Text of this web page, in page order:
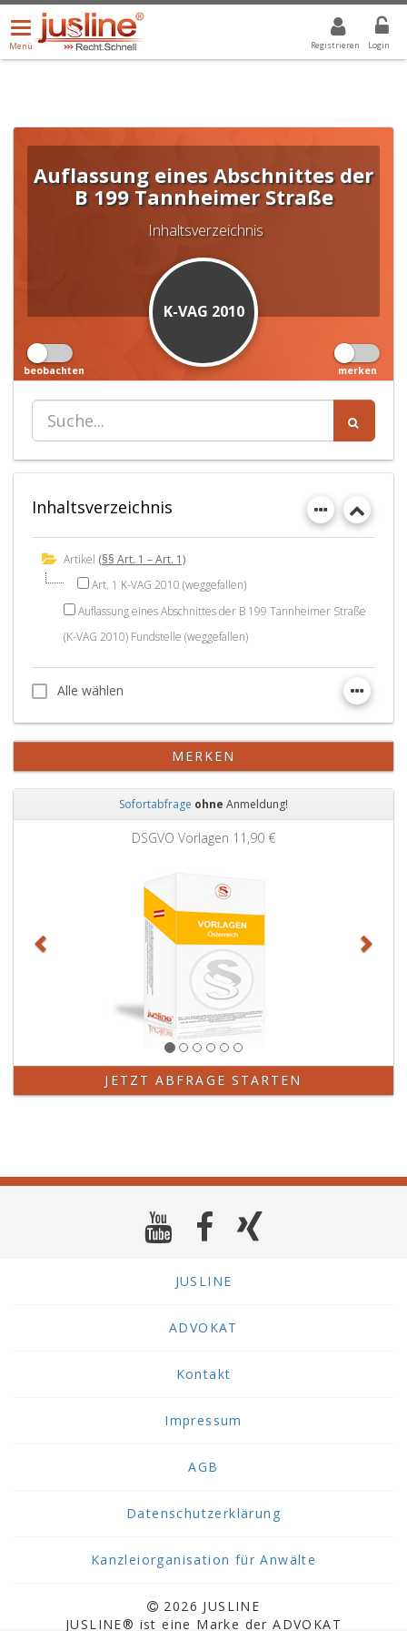
Registrieren Login
Menü
öffnen/schließen
Menü
ALLE DROPDOWN: GEWÄHLTER WERT IST ALLE
Auflassung eines Abschnittes der
B 199 Tannheimer Straße
Inhaltsverzeichnis
K-VAG 2010
beobachten merken
Inhaltsverzeichnis
Artikel (§§ Art. 1 – Art. 1)
Art. 1 K-VAG 2010 (weggefallen)
Auflassung eines Abschnittes der B 199 Tannheimer Straße
(K-VAG 2010) Fundstelle (weggefallen)
Alle wählen
Alle wählen
MERKEN
Sofortabfrage ohne Anmeldung!
DSGVO Vorlagen 11,90 €
JETZT ABFRAGE STARTEN
JUSLINE
ADVOKAT
Kontakt
Impressum
AGB
Datenschutzerklärung
Kanzleiorganisation für Anwälte
2026 JUSLINE
JUSLINE® ist eine Marke der ADVOKAT